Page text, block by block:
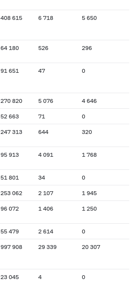
408 615 6 718 5 650
64 180 526 296
91 651 47 0
270 820 5 076 4 646
52 663 71 0
247 313 644 320
95 913 4 091 1 768
51 801 34 0
253 062 2 107 1 945
96 072 1 406 1 250
55 479 2 614 0
997 908 29 339 20 307
23 045 4 0